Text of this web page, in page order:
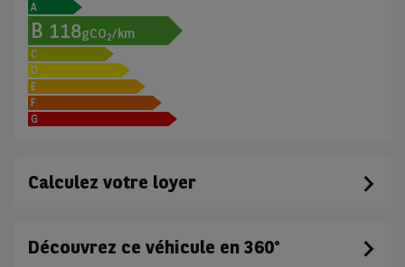
A
B 118gCO2/km
C
D
E
F
G
Calculez votre loyer
Découvrez ce véhicule en 360°